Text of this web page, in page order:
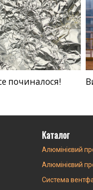
починалося!
Каталог
Алюмінієвий
Алюмінієвий
Система